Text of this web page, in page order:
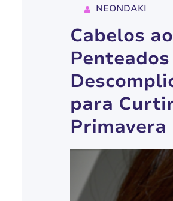
NEONDAKI
Cabelos
Penteados
para
Primavera